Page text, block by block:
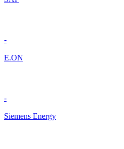
-
E.ON
-
Siemens Energy